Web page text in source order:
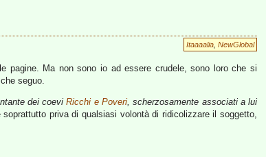
Itaaaalia NewGlobal
pagine. Ma non sono io ad essere crudele, sono loro che si
seguo.
dei coeviRicchi e Poveri, scherzosamente associati a lui
priva di qualsiasi volontà di ridicolizzare il soggetto,